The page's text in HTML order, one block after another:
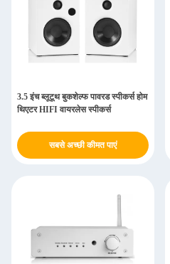
3.5 इंच ब्लूटूथ बुकशेल्फ पावरड स्पीकर्स होम
थिएटर HIFI वायरलेस स्पीकर्स
सबसे अच्छी कीमत पाएं